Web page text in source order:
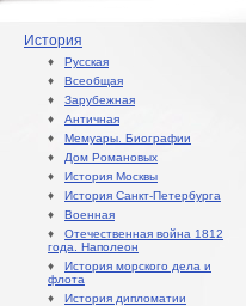
История
♦ Русская
♦ Всеобщая
♦ Зарубежная
♦ Античная
♦ Мемуары. Биографии
♦ Дом Романовых
♦ История Москвы
♦ История Санкт-Петербурга
♦ Военная
♦ Отечественная война 1812
года. Наполеон
♦ История морского дела и
флота
♦ История дипломатии